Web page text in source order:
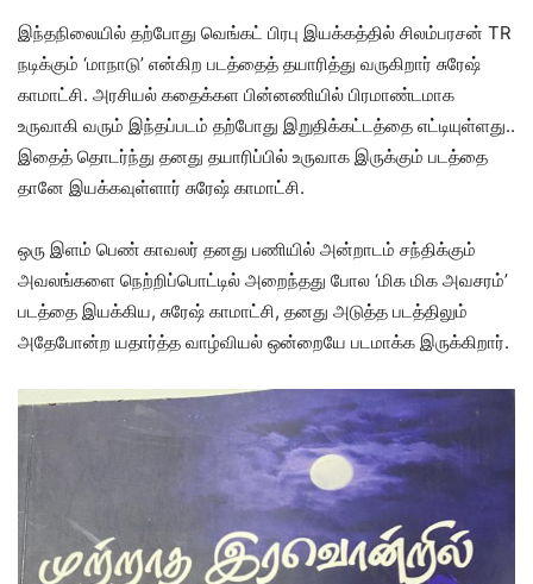
இந்தநிலையில் தற்போது வெங்கட் பிரபு இயக்கத்தில் சிலம்பரசன் TR
நடிக்கும் ‘மாநாடு’ என்கிற படத்தைத் தயாரித்து வருகிறார் சுரேஷ்
காமாட்சி. அரசியல் கதைக்கள பின்னணியில் பிரமாண்டமாக
உருவாகி வரும் இந்தப்படம் தற்போது இறுதிக்கட்டத்தை எட்டியுள்ளது..
இதைத் தொடர்ந்து தனது தயாரிப்பில் உருவாக இருக்கும் படத்தை
தானே இயக்கவுள்ளார் சுரேஷ் காமாட்சி.
ஒரு இளம் பெண் காவலர் தனது பணியில் அன்றாடம் சந்திக்கும்
அவலங்களை நெற்றிப்பொட்டில் அறைந்தது போல ‘மிக மிக அவசரம்’
படத்தை இயக்கிய, சுரேஷ் காமாட்சி, தனது அடுத்த படத்திலும்
அதேபோன்ற யதார்த்த வாழ்வியல் ஒன்றையே படமாக்க இருக்கிறார்.